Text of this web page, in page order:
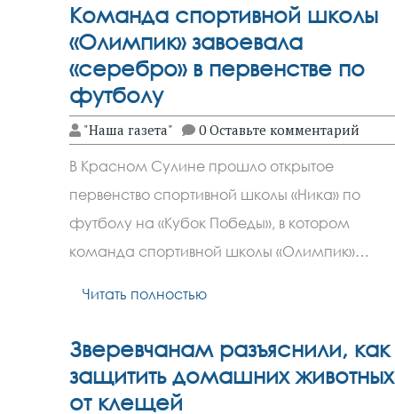
Команда спортивной школы
«Олимпик» завоевала
«серебро» в первенстве по
футболу
"Наша газета" 0 Оставьте комментарий
В Красном Сулине прошло открытое
первенство спортивной школы «Ника» по
футболу на «Кубок Победы», в котором
команда спортивной школы «Олимпик»…
Читать полностью
Зверевчанам разъяснили, как
защитить домашних животных
от клещей